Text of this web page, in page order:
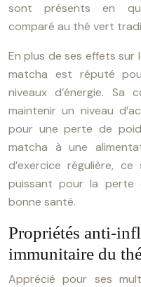
sont présents en
comparé au thé vert
En plus de ses effets sur
matcha est réputé
niveaux d’énergie. Sa
maintenir un niveau
pour une perte de
matcha à une
d’exercice régulière,
puissant pour la perte
bonne santé.
Propriétés anti-
immunitaire du
Apprécié pour ses